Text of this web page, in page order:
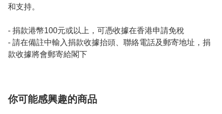
和支持。
- 捐款港幣100元或以上，可憑收據在香港申請免稅
- 請在備註中輸入捐款收據抬頭、聯絡電話及郵寄地址，捐
款收據將會郵寄給閣下
你可能感興趣的商品